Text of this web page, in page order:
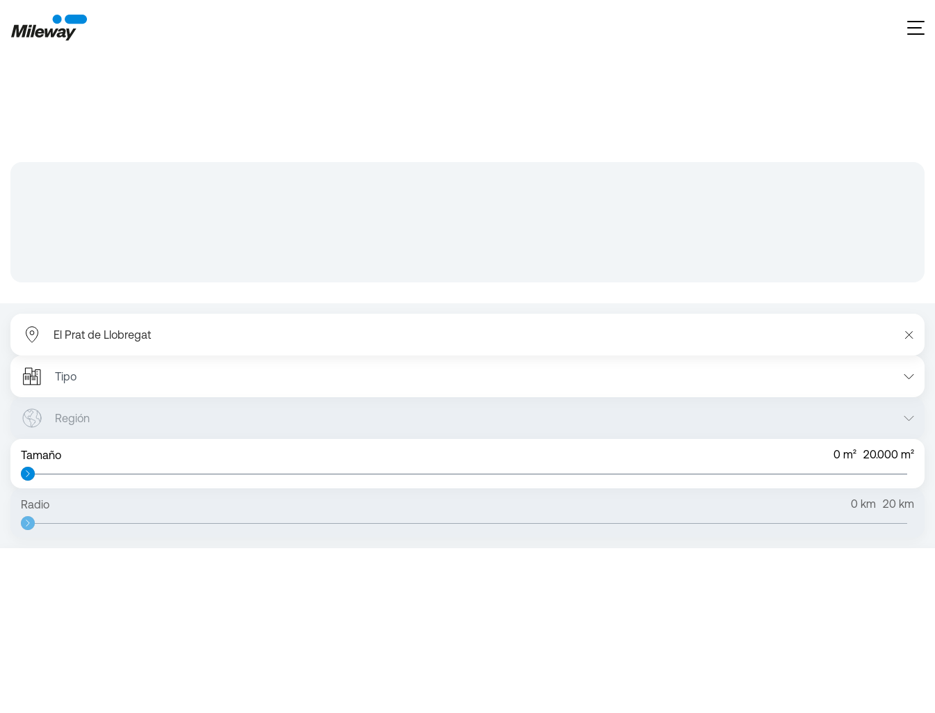
Tipo
Región
Tamaño 0 m² 20.000 m²
Radio 0 km 20 km